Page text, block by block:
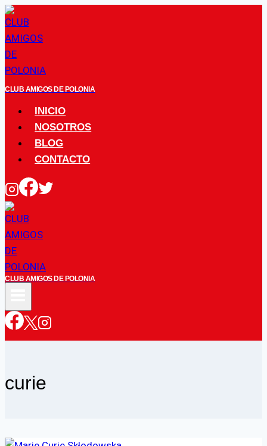
Saltar
al
contenido
CLUB AMIGOS DE POLONIA
INICIO
NOSOTROS
BLOG
CONTACTO
CLUB AMIGOS DE POLONIA
curie